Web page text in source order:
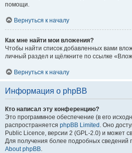
помощи.
Вернуться к началу
Как мне найти мои вложения?
Чтобы найти список добавленных вами
личный раздел и щёлкните по ссылке
Вернуться к началу
Информация о phpBB
Кто написал эту конференцию?
Это программное обеспечение (в его
распространяется phpBB Limited . Оно
Public Licence, версии 2 (GPL-2.0) и может
Для получения более подробных сведений
About phpBB.